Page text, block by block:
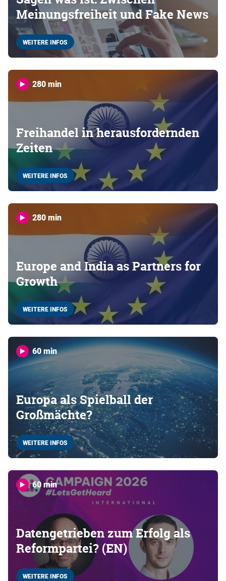
Meinungsfreiheit und Fake News
WEITERE INFOS
280 min
Freihandel in herausfordernden
Zeiten
WEITERE INFOS
280 min
Europe and India as Partners for
Growth
WEITERE INFOS
60 min
Europa als Spielball der
Großmächte?
WEITERE INFOS
60 min
Datengetrieben zum Erfolg als
Reformpartei? (EN)
WEITERE INFOS